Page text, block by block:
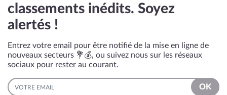
classements inédits. Soyez
alertés !
Entrez votre email pour être notifié de la mise en ligne de
nouveaux secteurs 💐💰, ou suivez nous sur les réseaux
sociaux pour rester au courant.
EMAIL
OK